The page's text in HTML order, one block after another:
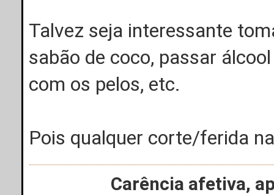
Talvez seja interessante
sabão de coco, passar
com os pelos, etc.
Pois qualquer corte/ferida
Carência afetiva,